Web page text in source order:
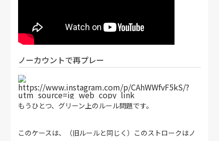
ノーカウントで再プレー
https://www.instagram.com/p/CAhWWfvF5kS/?
utm_source=ig_web_copy_link
もうひとつ、グリーン上のルール問題です。
このケースは、（旧ルールと同じく）このストロークはノ